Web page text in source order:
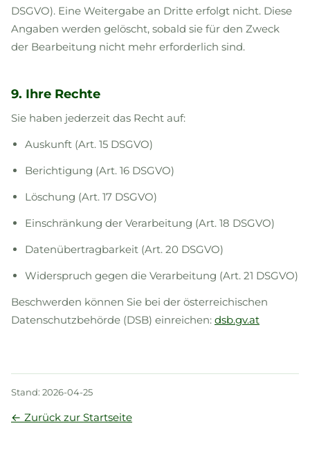
DSGVO). Eine Weitergabe an Dritte erfolgt nicht. Diese
Angaben werden gelöscht, sobald sie für den Zweck
der Bearbeitung nicht mehr erforderlich sind.
9. Ihre Rechte
Sie haben jederzeit das Recht auf:
Auskunft (Art. 15 DSGVO)
Berichtigung (Art. 16 DSGVO)
Löschung (Art. 17 DSGVO)
Einschränkung der Verarbeitung (Art. 18 DSGVO)
Datenübertragbarkeit (Art. 20 DSGVO)
Widerspruch gegen die Verarbeitung (Art. 21 DSGVO)
Beschwerden können Sie bei der österreichischen
Datenschutzbehörde (DSB) einreichen: dsb.gv.at
Stand: 2026-04-25
← Zurück zur Startseite